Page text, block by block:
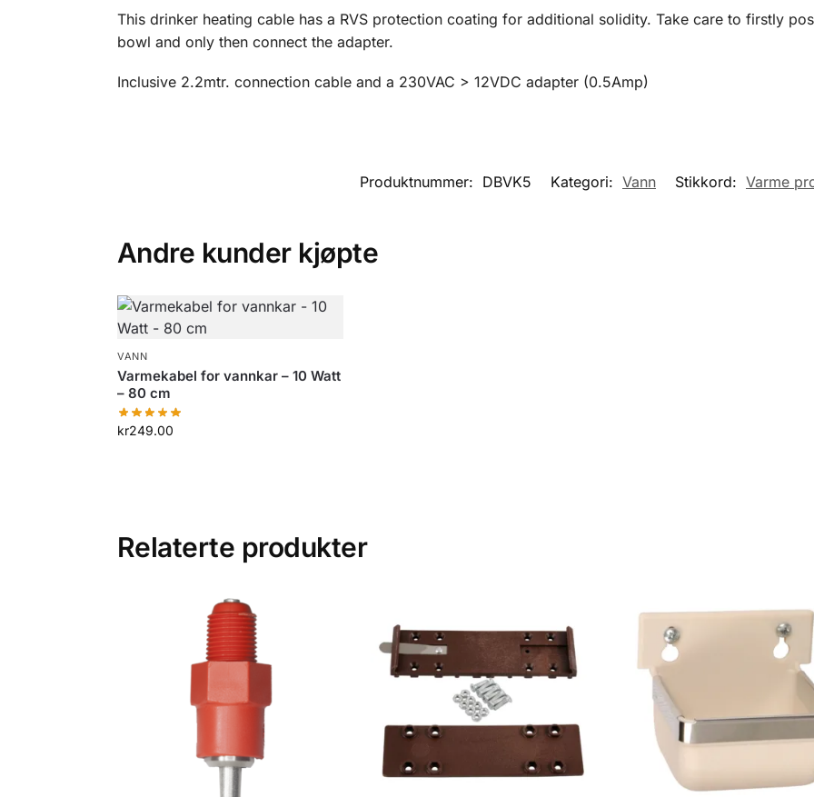
This drinker heating cable has a RVS protection coating for additional solidity. Take care to firstly
bowl and only then connect the adapter.
Inclusive 2.2mtr. connection cable and a 230VAC > 12VDC adapter (0.5Amp)
Produktnummer: DBVK5 Kategori: Vann Stikkord: Varme
Andre kunder kjøpte
VANN
Varmekabel for vannkar – 10 Watt
– 80 cm
kr249.00
Relaterte produkter